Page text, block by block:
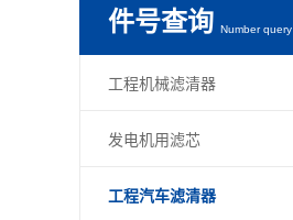
件号查询 Number query
工程机械滤清器
发电机用滤芯
工程汽车滤清器